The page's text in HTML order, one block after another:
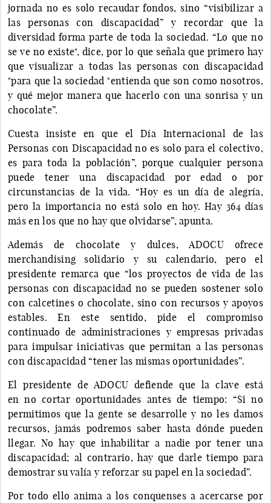
jornada no es solo recaudar fondos, sino “visibilizar a
las personas con discapacidad” y recordar que la
diversidad forma parte de toda la sociedad. “Lo que no
se ve no existe", dice, por lo que señala que primero hay
que visualizar a todas las personas con discapacidad
"para que la sociedad "entienda que son como nosotros,
y qué mejor manera que hacerlo con una sonrisa y un
chocolate”.
Cuesta insiste en que el Día Internacional de las
Personas con Discapacidad no es solo para el colectivo,
es para toda la población”, porque cualquier persona
puede tener una discapacidad por edad o por
circunstancias de la vida. “Hoy es un día de alegría,
pero la importancia no está solo en hoy. Hay 364 días
más en los que no hay que olvidarse”, apunta.
Además de chocolate y dulces, ADOCU ofrece
merchandising solidario y su calendario, pero el
presidente remarca que “los proyectos de vida de las
personas con discapacidad no se pueden sostener solo
con calcetines o chocolate, sino con recursos y apoyos
estables. En este sentido, pide el compromiso
continuado de administraciones y empresas privadas
para impulsar iniciativas que permitan a las personas
con discapacidad “tener las mismas oportunidades”.
El presidente de ADOCU defiende que la clave está
en no cortar oportunidades antes de tiempo: “Si no
permitimos que la gente se desarrolle y no les damos
recursos, jamás podremos saber hasta dónde pueden
llegar. No hay que inhabilitar a nadie por tener una
discapacidad; al contrario, hay que darle tiempo para
demostrar su valía y reforzar su papel en la sociedad”.
Por todo ello anima a los conquenses a acercarse por